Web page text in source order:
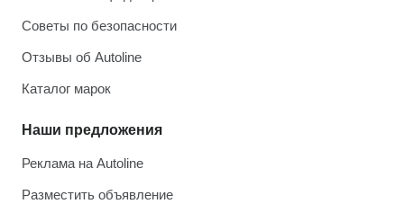
Советы по безопасности
Отзывы об Autoline
Каталог марок
Наши предложения
Реклама на Autoline
Разместить объявление